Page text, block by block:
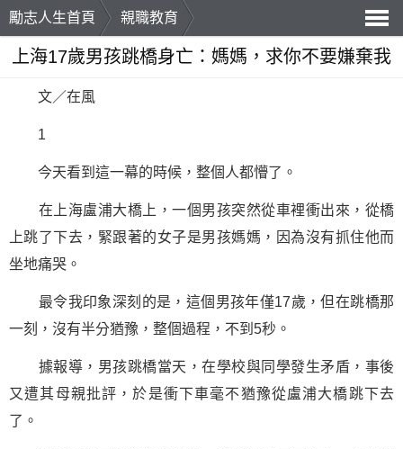
勵志人生首頁
親職教育
導
上海17歲男孩跳橋身亡：媽媽，求你不要嫌棄我
文／在風
1
今天看到這一幕的時候，整個人都懵了。
在上海盧浦大橋上，一個男孩突然從車裡衝出來，從橋
上跳了下去，緊跟著的女子是男孩媽媽，因為沒有抓住他而
坐地痛哭。
最令我印象深刻的是，這個男孩年僅17歲，但在跳橋那
一刻，沒有半分猶豫，整個過程，不到5秒。
據報導，男孩跳橋當天，在學校與同學發生矛盾，事後
又遭其母親批評，於是衝下車毫不猶豫從盧浦大橋跳下去
了。